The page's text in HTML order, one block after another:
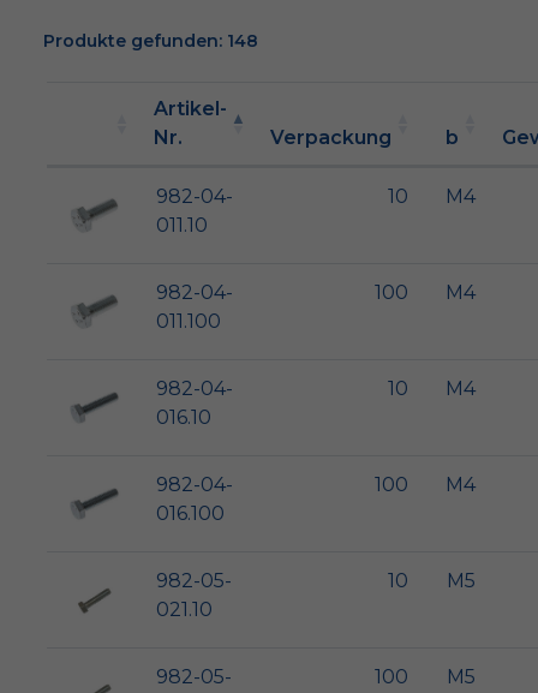
Produkte gefunden: 148
Artikel-
Nr.
Verpackung b
982-04-
011.10
10 M4
982-04-
011.100
100 M4
982-04-
016.10
10 M4
982-04-
016.100
100 M4
982-05-
021.10
10 M5
982-05-
100 M5